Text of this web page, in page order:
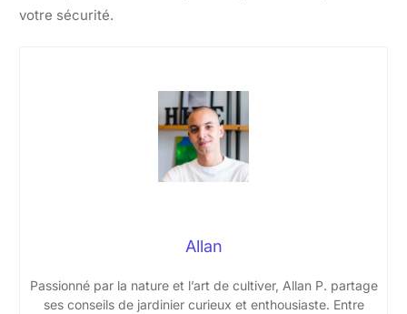
votre sécurité.
Allan
Passionné par la nature et l’art de cultiver, Allan P. partage
ses conseils de jardinier curieux et enthousiaste. Entre